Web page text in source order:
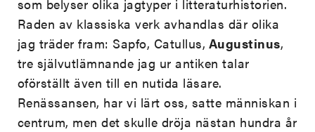
som belyser olika jagtyper i litteraturhistorien.
Raden av klassiska verk avhandlas där olika
jag träder fram: Sapfo, Catullus, Augustinus,
tre självutlämnande jag ur antiken talar
oförställt även till en nutida läsare.
Renässansen, har vi lärt oss, satte människan i
centrum, men det skulle dröja nästan hundra år